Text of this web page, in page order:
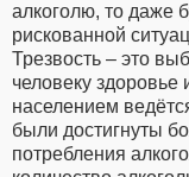
алкоголю, то даже
рискованной
Трезвость – это
человеку здоровье
населением
были достигнуты
потребления